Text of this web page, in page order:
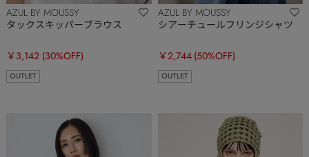
AZUL BY MOUSSY
タックスキッパーブラウス
￥3,142 (30%OFF)
OUTLET
AZUL BY MOUSSY
シアーチュールフリンジシャツ
￥2,744 (50%OFF)
OUTLET